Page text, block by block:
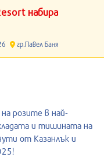
набира
гр.Павел Баня
розите в най-
и тишината на
от Казанлък и